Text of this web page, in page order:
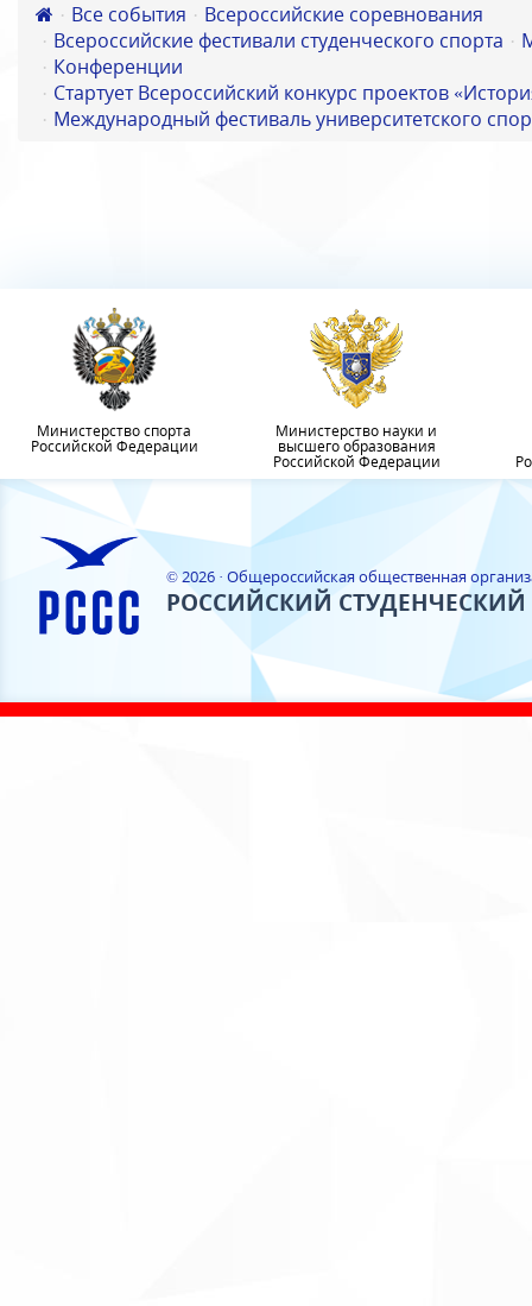
Все события
Всероссийские соревнования
Всероссийские фестивали студенческого спорта
Конференции
Стартует Всероссийский конкурс проектов
Международный фестиваль университетского
Министерство спорта
Российской Федерации
Министерство науки и
высшего образования
Российской Федерации
© 2026 · Общероссийская общественная
РОССИЙСКИЙ